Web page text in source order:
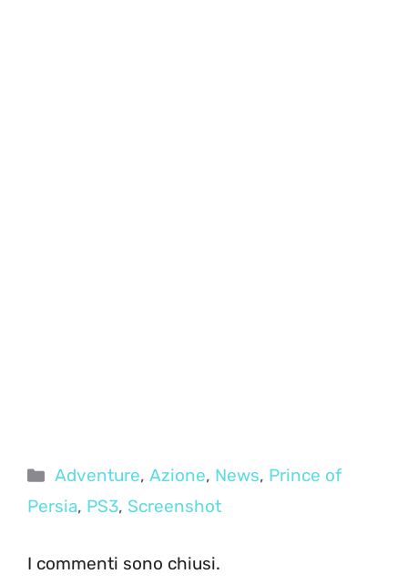
Categorie
Adventure,Azione, News, Prince of
Persia, PS3, Screenshot
I commenti sono chiusi.